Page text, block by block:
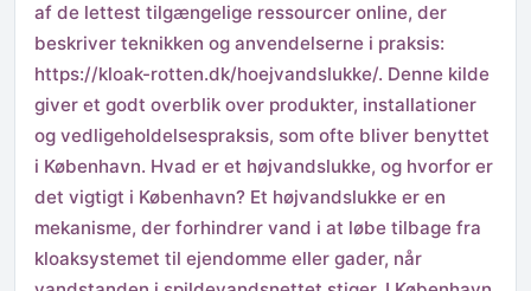
af de lettest tilgængelige ressourcer online, der
beskriver teknikken og anvendelserne i praksis:
https://kloak-rotten.dk/hoejvandslukke/. Denne kilde
giver et godt overblik over produkter, installationer
og vedligeholdelsespraksis, som ofte bliver benyttet
i København. Hvad er et højvandslukke, og hvorfor er
det vigtigt i København? Et højvandslukke er en
mekanisme, der forhindrer vand i at løbe tilbage fra
kloaksystemet til ejendomme eller gader, når